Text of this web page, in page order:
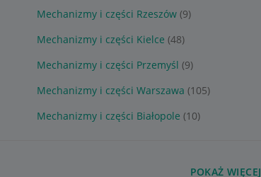
Mechanizmy i części Rzeszów (9)
Mechanizmy i części Kielce (48)
Mechanizmy i części Przemyśl (9)
Mechanizmy i części Warszawa (105)
Mechanizmy i części Białopole (10)
POKAŻ WIĘCEJ